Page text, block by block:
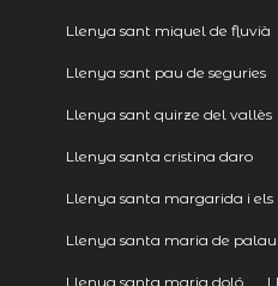
Llenya sant miquel de fluvià
Llenya sant pau de seguries
Llenya sant quirze del vallès
Llenya santa cristina daro
Llenya santa margarida i els
Llenya santa maria de
Llenya santa maria doló